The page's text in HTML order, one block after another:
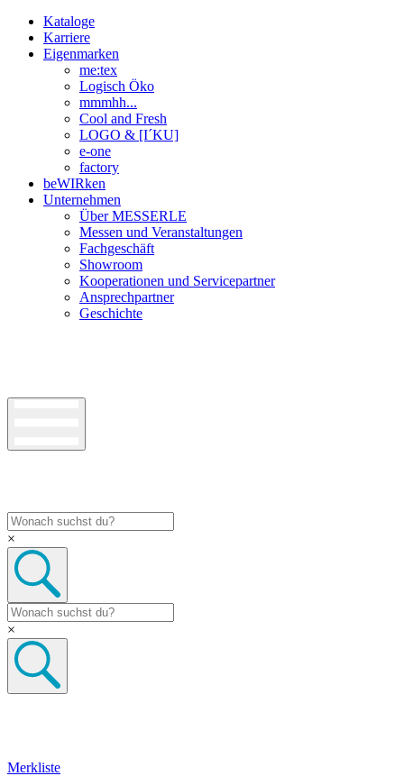
Kataloge
Karriere
Eigenmarken
me:tex
Logisch Öko
mmmhh...
Cool and Fresh
LOGO & [I´KU]
e-one
factory
beWIRken
Unternehmen
Über MESSERLE
Messen und Veranstaltungen
Fachgeschäft
Showroom
Kooperationen und Servicepartner
Ansprechpartner
Geschichte
×
×
Merkliste